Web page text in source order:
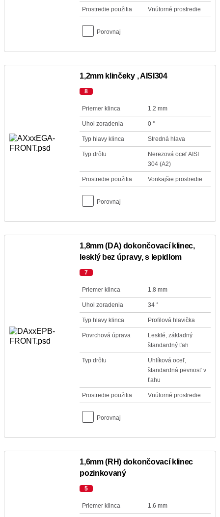
Prostredie použitia Vnútorné prostredie
Porovnaj
1,2mm klinčeky , AISI304
8
Priemer klinca 1.2 mm
Uhol zoradenia 0 °
Typ hlavy klinca Stredná hlava
Typ drôtu
Nerezová oceľ AISI
304 (A2)
Prostredie použitia Vonkajšie prostredie
Porovnaj
1,8mm (DA) dokončovací klinec,
lesklý bez úpravy, s lepidlom
7
Priemer klinca 1.8 mm
Uhol zoradenia 34 °
Typ hlavy klinca Profilová hlavička
Povrchová úprava
Lesklé, základný
štandardný ťah
Typ drôtu
Uhlíková oceľ,
štandardná pevnosť v
ťahu
Prostredie použitia Vnútorné prostredie
Porovnaj
1,6mm (RH) dokončovací klinec
pozinkovaný
5
Priemer klinca 1.6 mm